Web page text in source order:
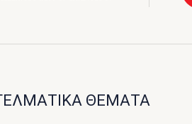
ΘΕΜΑΤΑ